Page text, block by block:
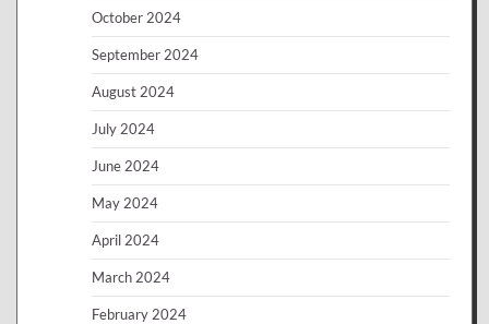
October 2024
September 2024
August 2024
July 2024
June 2024
May 2024
April 2024
March 2024
February 2024